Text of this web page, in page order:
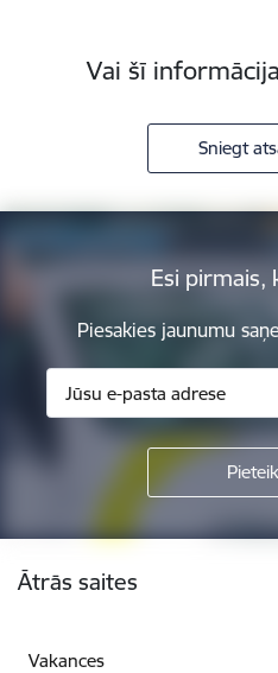
Vai šī
Sniegt
Esi pirmais,
Piesakies jaunumu
Ātrās saites
Vakances